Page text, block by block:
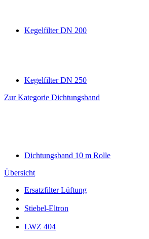
Kegelfilter DN 200
Kegelfilter DN 250
Zur Kategorie Dichtungsband
Dichtungsband 10 m Rolle
Übersicht
Ersatzfilter Lüftung
Stiebel-Eltron
LWZ 404